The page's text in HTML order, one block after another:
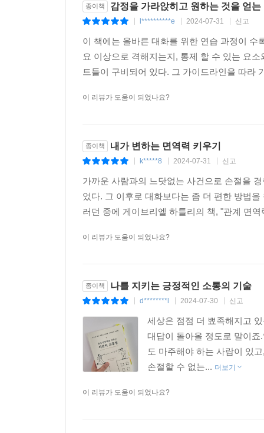
인간관계 손절을 진지하게 고민하는 이유는, 이
느낌이 드는 것만큼 고통스러운 일은 또 없을 것이
교사인 샐리는 학교, 가정, 친구 관계에서 모든
못해서 싫어도 좋다고 대답했다. 그러다가 지쳐
사랑하는 이들에게 짜증 내는 횟수가 늘었다.
명확한 경계선을 그을 필요가 있었다. 숨을 쉬
때로는 수년간 보류해야 하는 관계도 있다. 특히
끊어 내기보다는 물리적 거리를 두고 각자 생각
보면 전보다 더 각별한 사이가 될 수도 있고, 전
수도 있다.
중요한 것은 내가 지치지 않는 것이다. 버거운 부
관계 균형 맞추기
마주 보고 말하기만 하면 되는데, 도대체 대화는
없는지도 모른다.(최설민 추천사) 관계에서 갈등
데 초점을 맞추는 경우가 생각보다 많다. 중재
주장한다. 흥미로운 점은, 이야기를 나눌수록
서로 다른 관점을 가진 사람들의 만남이기에 관
종이책 감정을 가라앉히고 원하는 것을 얻는
l**********e 2024-07-31 신고
이 책에는 올바른 대화를 위한 연습 과정이
요 이상으로 격해지는지, 통제 할 수 있는 요
트들이 구비되어 있다. 그 가이드라인을 따라
이 리뷰가 도움이 되었나요?
종이책 내가 변하는 면역력 키우기
k*****8 2024-07-31 신고
가까운 사람과의 느닷없는 사건으로 손절을
었다. 그 이후로 대화보다는 좀 더 편한 방법
러던 중에 게이브리엘 하틀리의 책, "관계 면
이 리뷰가 도움이 되었나요?
종이책 나를 지키는 긍정적인 소통의 기술
d********l 2024-07-30 신고
세상은 점점 더 뾰족해지고
대답이 돌아올 정도로 말이
도 마주해야 하는 사람이 있
손절할 수 없는... 더보기
이 리뷰가 도움이 되었나요?